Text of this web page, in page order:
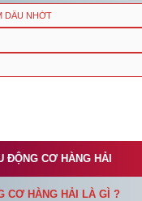
ĐỘNG CƠ HÀNG HẢI
CƠ HÀNG HẢI LÀ GÌ ?